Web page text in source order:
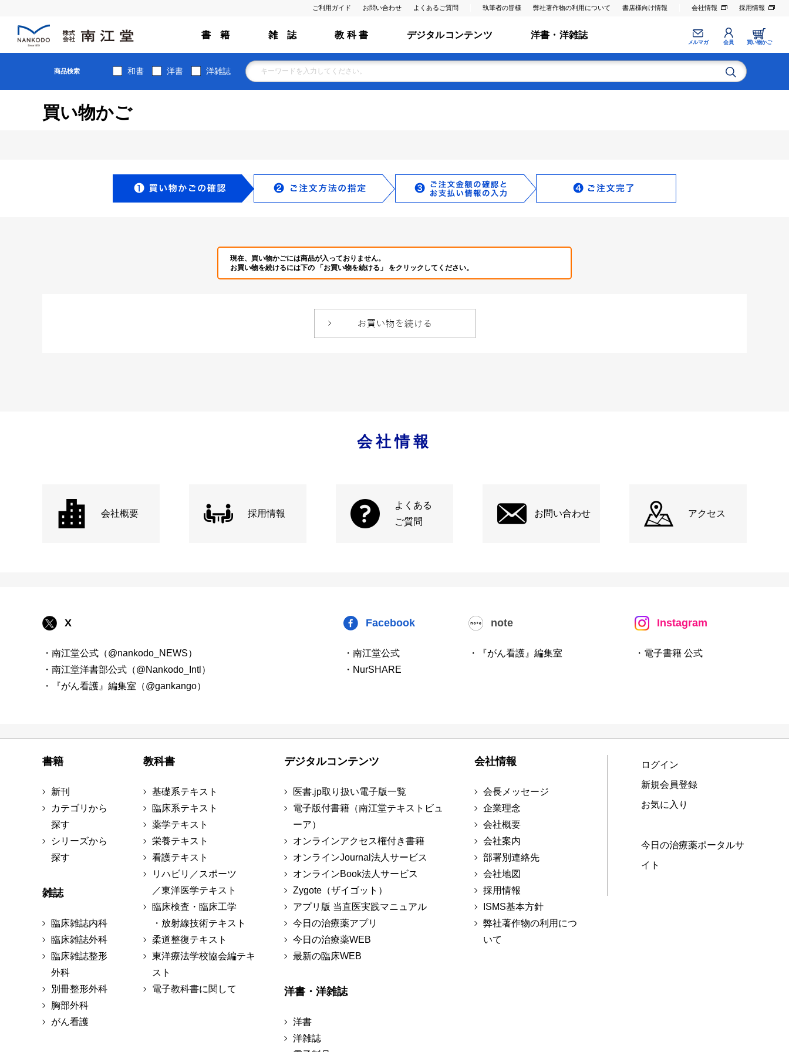
ご利用ガイド お問い合わせ よくあるご質問 執筆者の皆様 弊社著作物の利用について 書店様向け情報 会社情報 採用情報
書 籍 雑 誌 教 科 書 デジタルコンテンツ 洋書・洋雑誌
メルマガ 会員 買い物かご
商品検索 和書 洋書 洋雑誌
買い物かご
現在、買い物かごには商品が入っておりません。
お買い物を続けるには下の 「お買い物を続ける」 をクリックしてください。
会社情報
会社概要 採用情報
よくある
ご質問
お問い合わせ アクセス
X
・南江堂公式（@nankodo_NEWS）
・南江堂洋書部公式（@Nankodo_Intl）
・『がん看護』編集室（@gankango）
Facebook
・南江堂公式
・NurSHARE
note
・『がん看護』編集室
Instagram
・電子書籍 公式
書籍
新刊
カテゴリから
探す
シリーズから
探す
雑誌
臨床雑誌内科
臨床雑誌外科
臨床雑誌整形
外科
別冊整形外科
胸部外科
がん看護
教科書
基礎系テキスト
臨床系テキスト
薬学テキスト
栄養テキスト
看護テキスト
リハビリ／スポーツ
／東洋医学テキスト
臨床検査・臨床工学
・放射線技術テキスト
柔道整復テキスト
東洋療法学校協会編テキ
スト
電子教科書に関して
デジタルコンテンツ
医書.jp取り扱い電子版一覧
電子版付書籍（南江堂テキストビュ
ーア）
オンラインアクセス権付き書籍
オンラインJournal法人サービス
オンラインBook法人サービス
Zygote（ザイゴット）
アプリ版 当直医実践マニュアル
今日の治療薬アプリ
今日の治療薬WEB
最新の臨床WEB
洋書・洋雑誌
洋書
洋雑誌
会社情報
会長メッセージ
企業理念
会社概要
会社案内
部署別連絡先
会社地図
採用情報
ISMS基本方針
弊社著作物の利用につ
いて
ログイン
新規会員登録
お気に入り
今日の治療薬ポータルサ
イト